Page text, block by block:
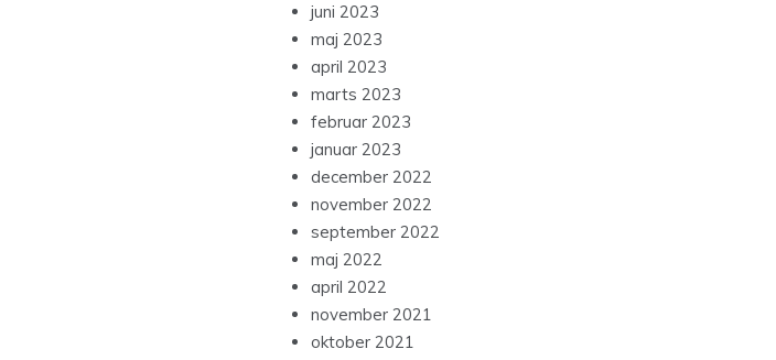
juni 2023
maj 2023
april 2023
marts 2023
februar 2023
januar 2023
december 2022
november 2022
september 2022
maj 2022
april 2022
november 2021
oktober 2021